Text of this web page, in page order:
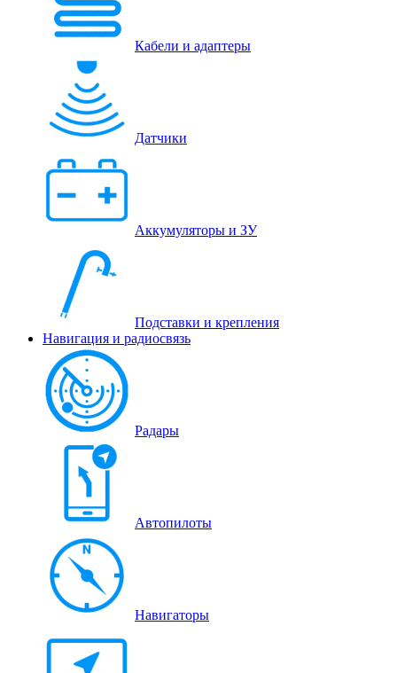
Кабели и адаптеры
Датчики
Аккумуляторы и ЗУ
Подставки и крепления
Навигация и радиосвязь
Радары
Автопилоты
Навигаторы